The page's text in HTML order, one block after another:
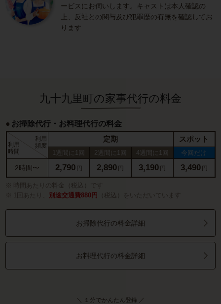
ービスにお伺いします。キャストは本人確認の
上、反社との関与及び犯罪歴の有無を確認してお
ります
九十九里町の家事代行の料金
お掃除代行・お料理代行の料金
利用
時間
利用
頻度
定期 スポット
1週間に1回 2週間に1回 4週間に1回 今回だけ
2時間〜 2,790 円 2,890 円 3,190 円 3,490 円
時間あたりの料金（税込）です
1回あたり、
別途交通費880円 （税込）をいただいています
お掃除代行の料金詳細
お料理代行の料金詳細
＼ １分でかんたん登録 ／